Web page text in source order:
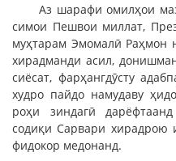
Аз шарафи омилҳои
симои Пешвои миллат,
муҳтарам Эмомалӣ Раҳмон
хирадманди асил,
сиёсат, фарҳангдӯсту
худро пайдо намудаву
роҳи зиндагӣ
содиқи Сарвари хирадрою
фидокор медонанд.